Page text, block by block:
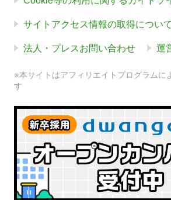
サイトアクセス情報の取得について
法人・プレスお問い合わせ 運
※本サイトはアフィリエイトプログラムに
す